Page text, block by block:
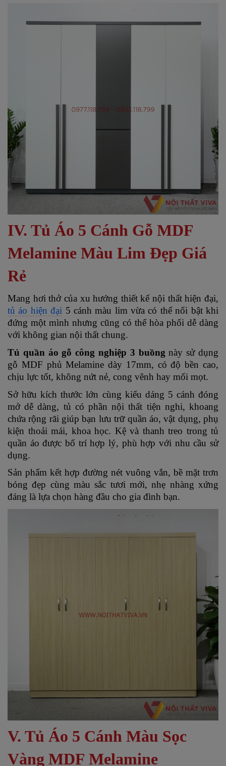
IV. Tủ Áo 5 Cánh Gỗ MDF
Melamine Màu Lim Đẹp Giá
Rẻ
Mang hơi thở của xu hướng thiết kế nội thất hiện đại,
tủ áo hiện đại 5 cánh màu lim vừa có thể nổi bật khi
đứng một mình nhưng cũng có thể hòa phối dễ dàng
với không gian nội thất chung.
Tủ quần áo gỗ công nghiệp 3 buồng này sử dụng
gỗ MDF phủ Melamine dày 17mm, có độ bền cao,
chịu lực tốt, không nứt nẻ, cong vênh hay mối mọt.
Sở hữu kích thước lớn cùng kiểu dáng 5 cánh đóng
mở dễ dàng, tủ có phần nội thất tiện nghi, khoang
chứa rộng rãi giúp bạn lưu trữ quần áo, vật dụng, phụ
kiện thoải mái, khoa học. Kệ và thanh treo trong tủ
quần áo được bố trí hợp lý, phù hợp với nhu cầu sử
dụng.
Sản phẩm kết hợp đường nét vuông vắn, bề mặt trơn
bóng đẹp cùng màu sắc tươi mới, nhẹ nhàng xứng
đáng là lựa chọn hàng đầu cho gia đình bạn.
V. Tủ Áo 5 Cánh Màu Sọc
Vàng MDF Melamine